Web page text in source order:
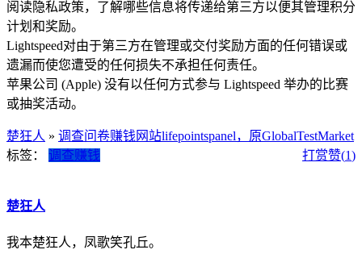
阅读隐私政策，了解哪些信息将传递给第三方以便其管理积分
计划和奖励。
Lightspeed对由于第三方在管理或交付奖励方面的任何错误或
遗漏而使您遭受的任何损失不承担任何责任。
苹果公司 (Apple) 没有以任何方式参与 Lightspeed 举办的比赛
或抽奖活动。
楚狂人 » 调查问卷赚钱网站lifepointspanel，原GlobalTestMarket
打赏赞(1)
标签： 调查赚钱
楚狂人
我本楚狂人，凤歌笑孔丘。